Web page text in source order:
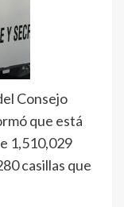
Consejo
que está
1,510,029
casillas que